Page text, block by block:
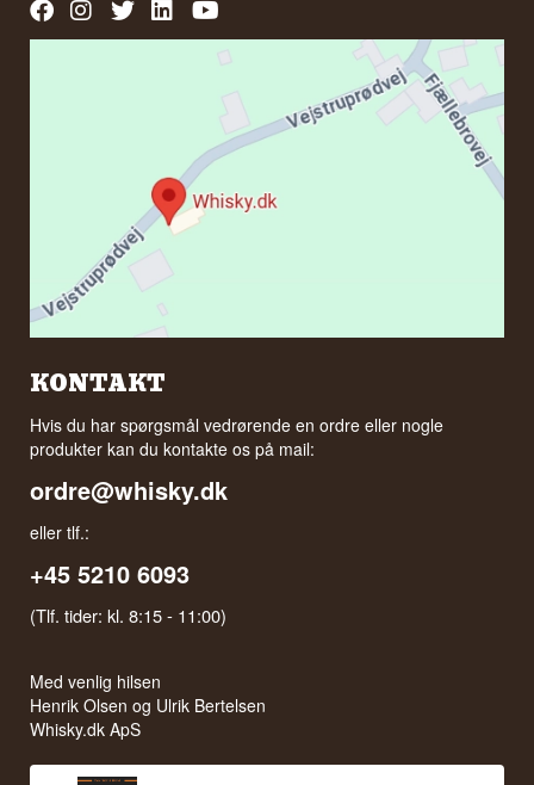
KONTAKT
Hvis du har spørgsmål vedrørende en ordre eller nogle
produkter kan du kontakte os på mail:
ordre@whisky.dk
eller tlf.:
+45 5210 6093
(Tlf. tider: kl. 8:15 - 11:00)
Med venlig hilsen
Henrik Olsen og Ulrik Bertelsen
Whisky.dk ApS